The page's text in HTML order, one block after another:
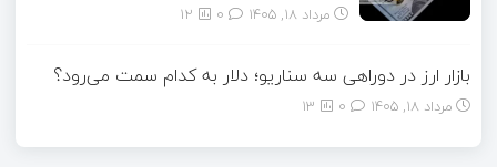
مرداد ۱۸, ۱۴۰۵ 12
بازار ارز در دوراهی سه سناریو؛ دلار به کدام سمت می‌رود؟
مرداد ۱۸, ۱۴۰۵ 13